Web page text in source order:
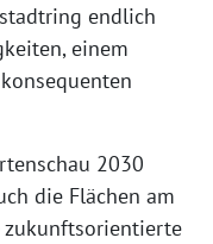
endlich
einem
2030
die Flächen am
zukunftsorientierte